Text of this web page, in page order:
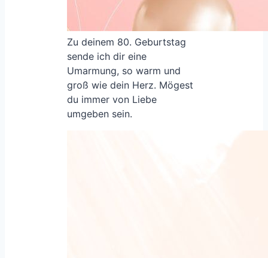
Zu deinem 80. Geburtstag
sende ich dir eine
Umarmung, so warm und
groß wie dein Herz. Mögest
du immer von Liebe
umgeben sein.